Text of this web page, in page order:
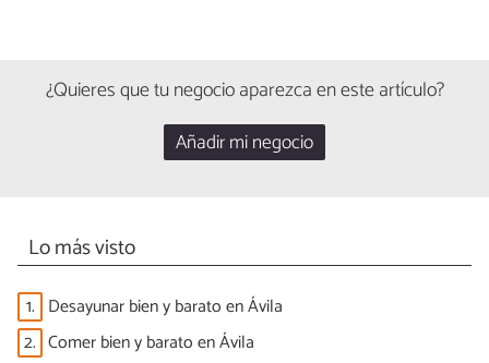
¿Quieres que tu negocio aparezca en este artículo?
Añadir mi negocio
Lo más visto
1. Desayunar bien y barato en Ávila
2. Comer bien y barato en Ávila